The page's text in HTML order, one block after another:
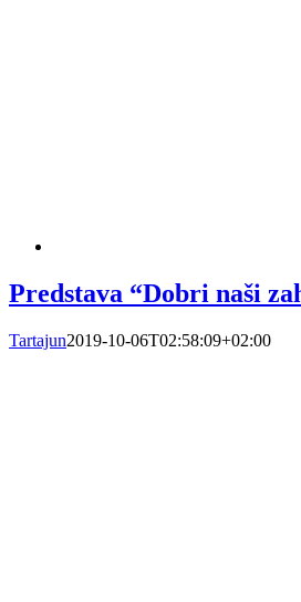
Predstava “Dobri naši
Tartajun2019-10-06T02:58:09+02:00